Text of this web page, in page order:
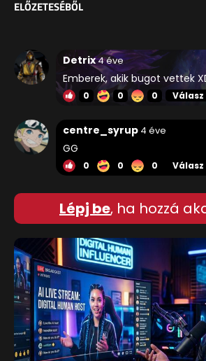
ELŐZETESÉBŐL
Detrix4 éve
Emberek, akik bugot vettek
0 0 0 Válasz
centre_syrup 4 éve
GG
0 0 0 Válasz
Lépj be, ha hozzá